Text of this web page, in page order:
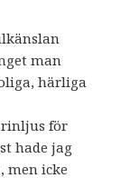
man
härliga
för
hade jag
men icke